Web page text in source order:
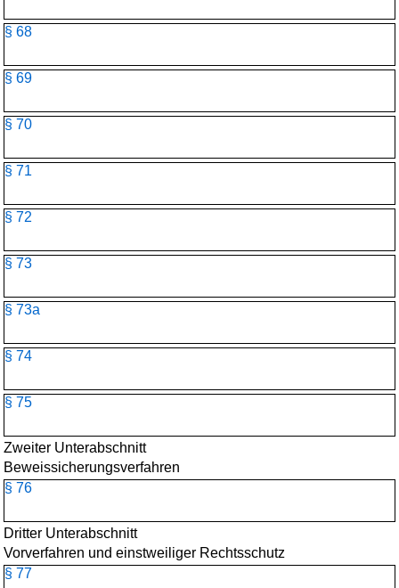
§ 68
§ 69
§ 70
§ 71
§ 72
§ 73
§ 73a
§ 74
§ 75
Zweiter Unterabschnitt
Beweissicherungsverfahren
§ 76
Dritter Unterabschnitt
Vorverfahren und einstweiliger Rechtsschutz
§ 77